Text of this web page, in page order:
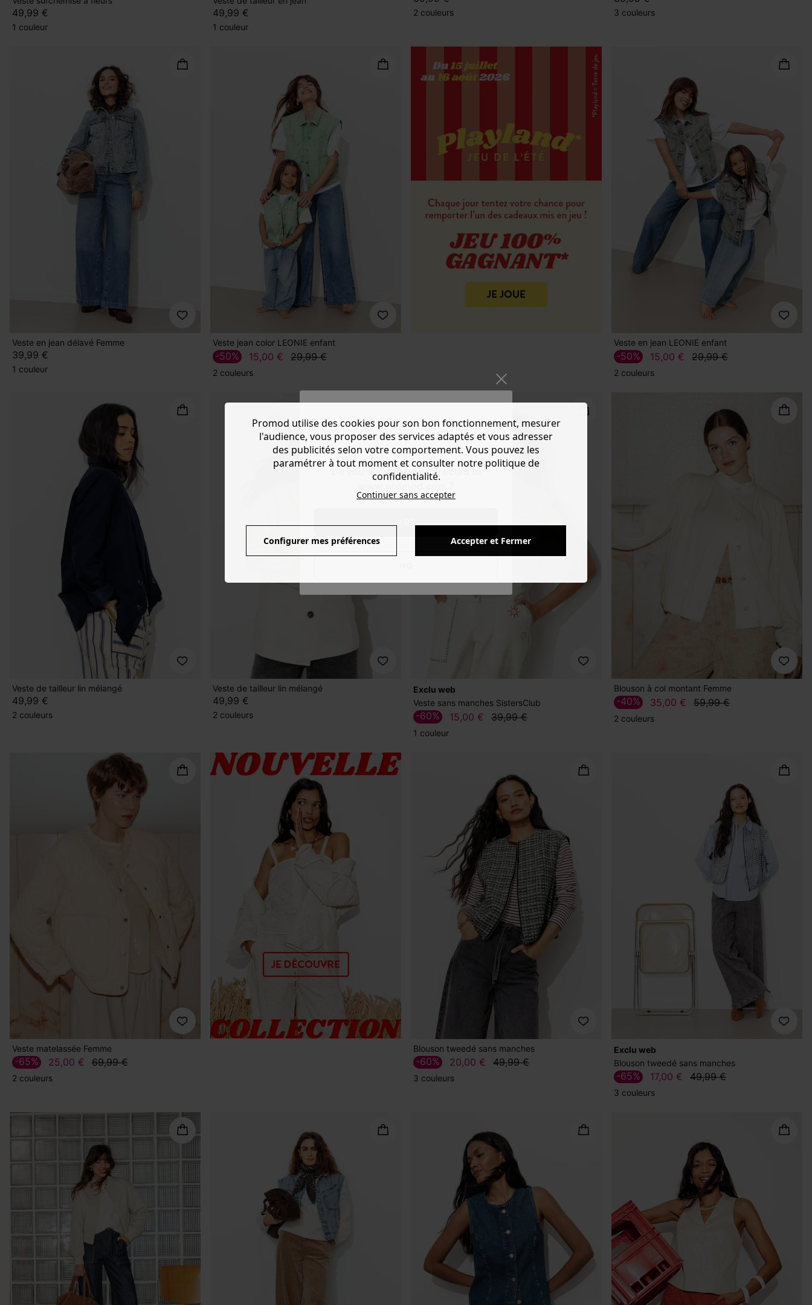
Do you want to be redirected to
49,99 €
1 couleur
49,99 €
1 couleur
2 couleurs 3 couleurs
Veste en jean délavé Femme
39,99 €
1 couleur
Veste jean color LEONIE enfant
15,00 € 29,99 €
-50%
2 couleurs
Veste en jean LEONIE enfant
15,00 € 29,99 €
-50%
2 couleurs
Veste de tailleur lin mélangé
49,99 €
2 couleurs
Veste de tailleur lin mélangé
49,99 €
2 couleurs
exclu web
Veste sans manches SistersClub
15,00 € 39,99 €
-60%
1 couleur
Blouson à col montant Femme
35,00 € 59,99 €
-40%
2 couleurs
Veste matelassée Femme
25,00 € 69,99 €
-65%
2 couleurs
Blouson tweedé sans manches
20,00 € 49,99 €
-60%
3 couleurs
exclu web
Blouson tweedé sans manches
17,00 € 49,99 €
-65%
3 couleurs
Promod utilise des cookies pour son bon fonctionnement, mesurer
l'audience, vous proposer des services adaptés et vous adresser
des publicités selon votre comportement. Vous pouvez les
paramétrer à tout moment et consulter notre politique de
confidentialité.
Continuer sans accepter
Configurer mes préférences Accepter et Fermer